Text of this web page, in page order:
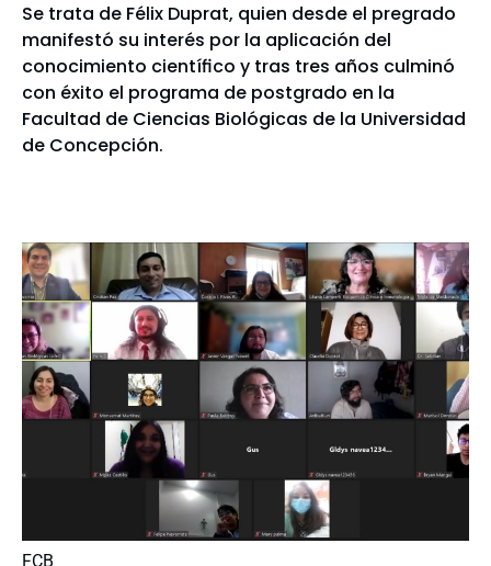
Se trata de Félix Duprat, quien desde el pregrado
manifestó su interés por la aplicación del
conocimiento científico y tras tres años culminó
con éxito el programa de postgrado en la
Facultad de Ciencias Biológicas de la Universidad
de Concepción.
FCB